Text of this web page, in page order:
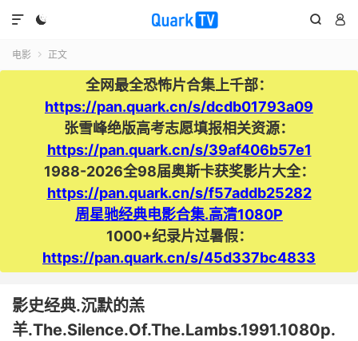
  

电影  正文
全网最全恐怖片合集上千部：
https://pan.quark.cn/s/dcdb01793a09
张雪峰绝版高考志愿填报相关资源：
https://pan.quark.cn/s/39af406b57e1
1988-2026全98届奥斯卡获奖影片大全：
https://pan.quark.cn/s/f57addb25282
周星驰经典电影合集.高清1080P
1000+纪录片过暑假：
https://pan.quark.cn/s/45d337bc4833
影史经典.沉默的羔
羊.The.Silence.Of.The.Lambs.1991.1080p.